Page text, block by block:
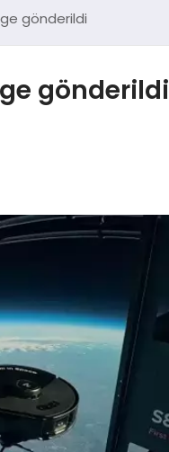
gönderildi
gönderildi